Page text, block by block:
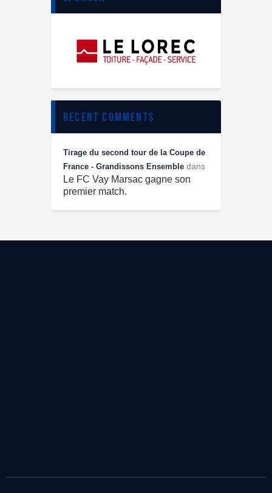
recent comments
Tirage du second tour de la Coupe de
France - Grandissons Ensemble dans
Le FC Vay Marsac gagne son
premier match.